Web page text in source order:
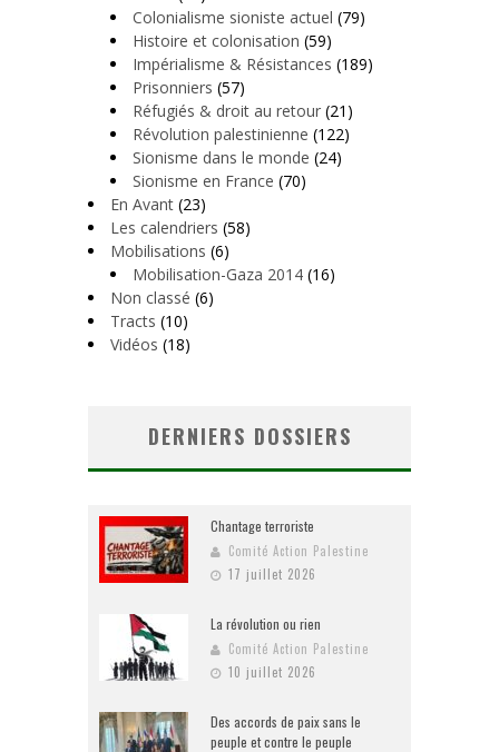
Colonialisme sioniste actuel (79)
Histoire et colonisation (59)
Impérialisme & Résistances (189)
Prisonniers (57)
Réfugiés & droit au retour (21)
Révolution palestinienne (122)
Sionisme dans le monde (24)
Sionisme en France (70)
En Avant (23)
Les calendriers (58)
Mobilisations (6)
Mobilisation-Gaza 2014 (16)
Non classé (6)
Tracts (10)
Vidéos (18)
DERNIERS DOSSIERS
Chantage terroriste
Comité Action Palestine
17 juillet 2026
La révolution ou rien
Comité Action Palestine
10 juillet 2026
Des accords de paix sans le
peuple et contre le peuple